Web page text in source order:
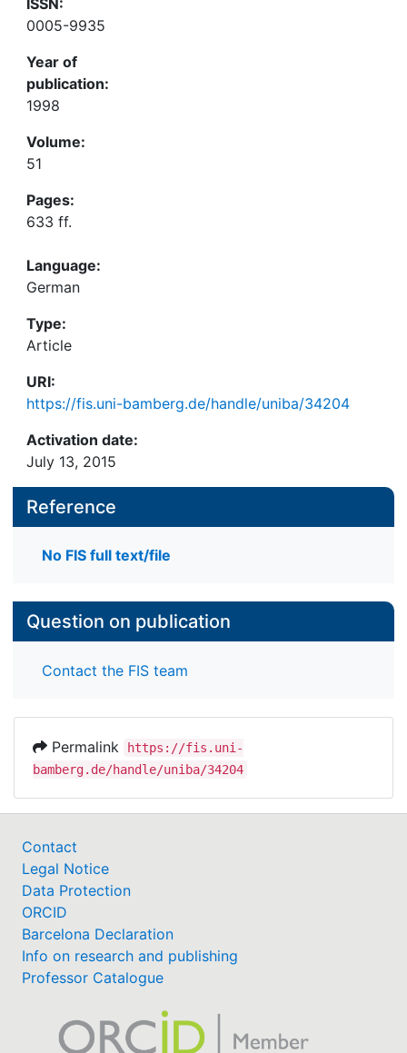
ISSN:
0005-9935
Year of
publication:
1998
Volume:
51
Pages:
633 ff.
Language:
German
Type:
Article
URI:
https://fis.uni-bamberg.de/handle/uniba/34204
Activation date:
July 13, 2015
Reference
No FIS full text/file
Question on publication
Contact the FIS team
Permalink
https://fis.uni-
bamberg.de/handle/uniba/34204
Contact
Legal Notice
Data Protection
ORCID
Barcelona Declaration
Info on research and publishing
Professor Catalogue